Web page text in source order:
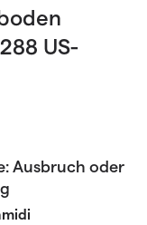
US-
Ausbruch oder